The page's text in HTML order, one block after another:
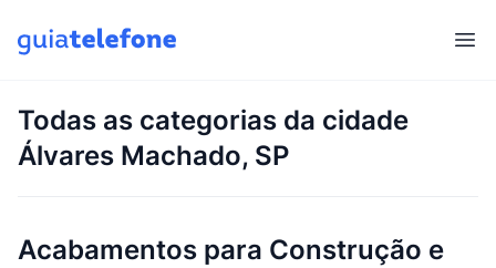
Todas as categorias da cidade
Álvares Machado, SP
Acabamentos para Construção e